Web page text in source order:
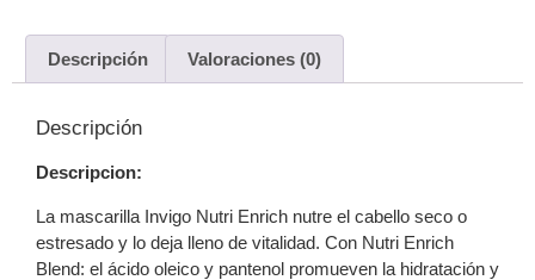
Descripción Valoraciones (0)
Descripción
Descripcion:
La mascarilla Invigo Nutri Enrich nutre el cabello seco o
estresado y lo deja lleno de vitalidad. Con Nutri Enrich
Blend: el ácido oleico y pantenol promueven la hidratación y